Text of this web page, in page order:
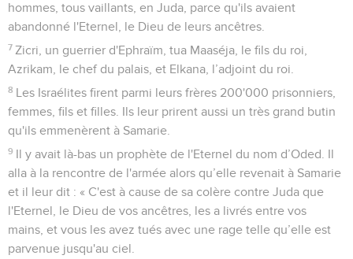
hommes, tous vaillants, en Juda, parce qu'ils avaient
abandonné l'Eternel, le Dieu de leurs ancêtres.
7 Zicri, un guerrier d'Ephraïm, tua Maaséja, le fils du roi,
Azrikam, le chef du palais, et Elkana, l’adjoint du roi.
8 Les Israélites firent parmi leurs frères 200'000 prisonniers,
femmes, fils et filles. Ils leur prirent aussi un très grand butin
qu'ils emmenèrent à Samarie.
9 Il y avait là-bas un prophète de l'Eternel du nom d’Oded. Il
alla à la rencontre de l'armée alors qu’elle revenait à Samarie
et il leur dit : « C'est à cause de sa colère contre Juda que
l'Eternel, le Dieu de vos ancêtres, les a livrés entre vos
mains, et vous les avez tués avec une rage telle qu’elle est
parvenue jusqu'au ciel.